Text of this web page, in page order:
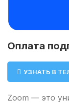
Оплата
УЗНАТЬ В
Zoom — это